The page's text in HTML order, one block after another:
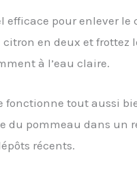
pour enlever le
en deux et
à l’eau claire.
fonctionne tout aussi
du pommeau dans
récents.